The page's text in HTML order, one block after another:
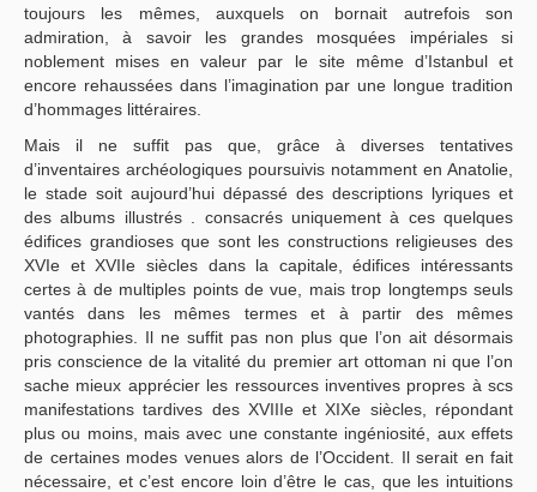
toujours les mêmes, auxquels on bornait autrefois son
admiration, à savoir les grandes mosquées impériales si
noblement mises en valeur par le site même d’Istanbul et
encore rehaussées dans l’imagination par une longue tradition
d’hommages littéraires.
Mais il ne suffit pas que, grâce à diverses tentatives
d’inventaires archéologiques poursuivis notamment en Anatolie,
le stade soit aujourd’hui dépassé des descriptions lyriques et
des albums illustrés . consacrés uniquement à ces quelques
édifices grandioses que sont les constructions religieuses des
XVIe et XVIIe siècles dans la capitale, édifices intéressants
certes à de multiples points de vue, mais trop longtemps seuls
vantés dans les mêmes termes et à partir des mêmes
photographies. Il ne suffit pas non plus que l’on ait désormais
pris conscience de la vitalité du premier art ottoman ni que l’on
sache mieux apprécier les ressources inventives propres à scs
manifestations tardives des XVIIIe et XIXe siècles, répondant
plus ou moins, mais avec une constante ingéniosité, aux effets
de certaines modes venues alors de l’Occident. Il serait en fait
nécessaire, et c’est encore loin d’être le cas, que les intuitions